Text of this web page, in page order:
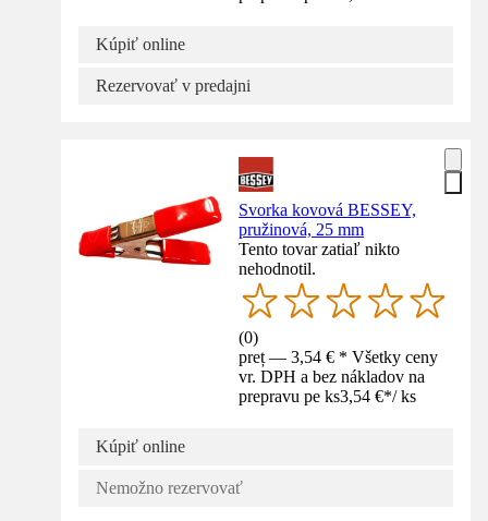
Kúpiť online
Rezervovať v predajni
Svorka kovová BESSEY,
pružinová, 25 mm
Tento tovar zatiaľ nikto
nehodnotil.
(0)
preț — 3,54 € * Všetky ceny
vr. DPH a bez nákladov na
prepravu pe ks3,54 €*/ ks
Kúpiť online
Nemožno rezervovať